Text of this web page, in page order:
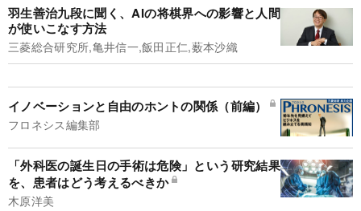
羽生善治九段に聞く、AIの将棋界への影響と人間
が使いこなす方法
三菱総合研究所,亀井信一,飯田正仁,薮本沙織
イノベーションと自由のホントの関係（前編）
フロネシス編集部
「外科医の誕生日の手術は危険」という研究結果
を、患者はどう考えるべきか
木原洋美